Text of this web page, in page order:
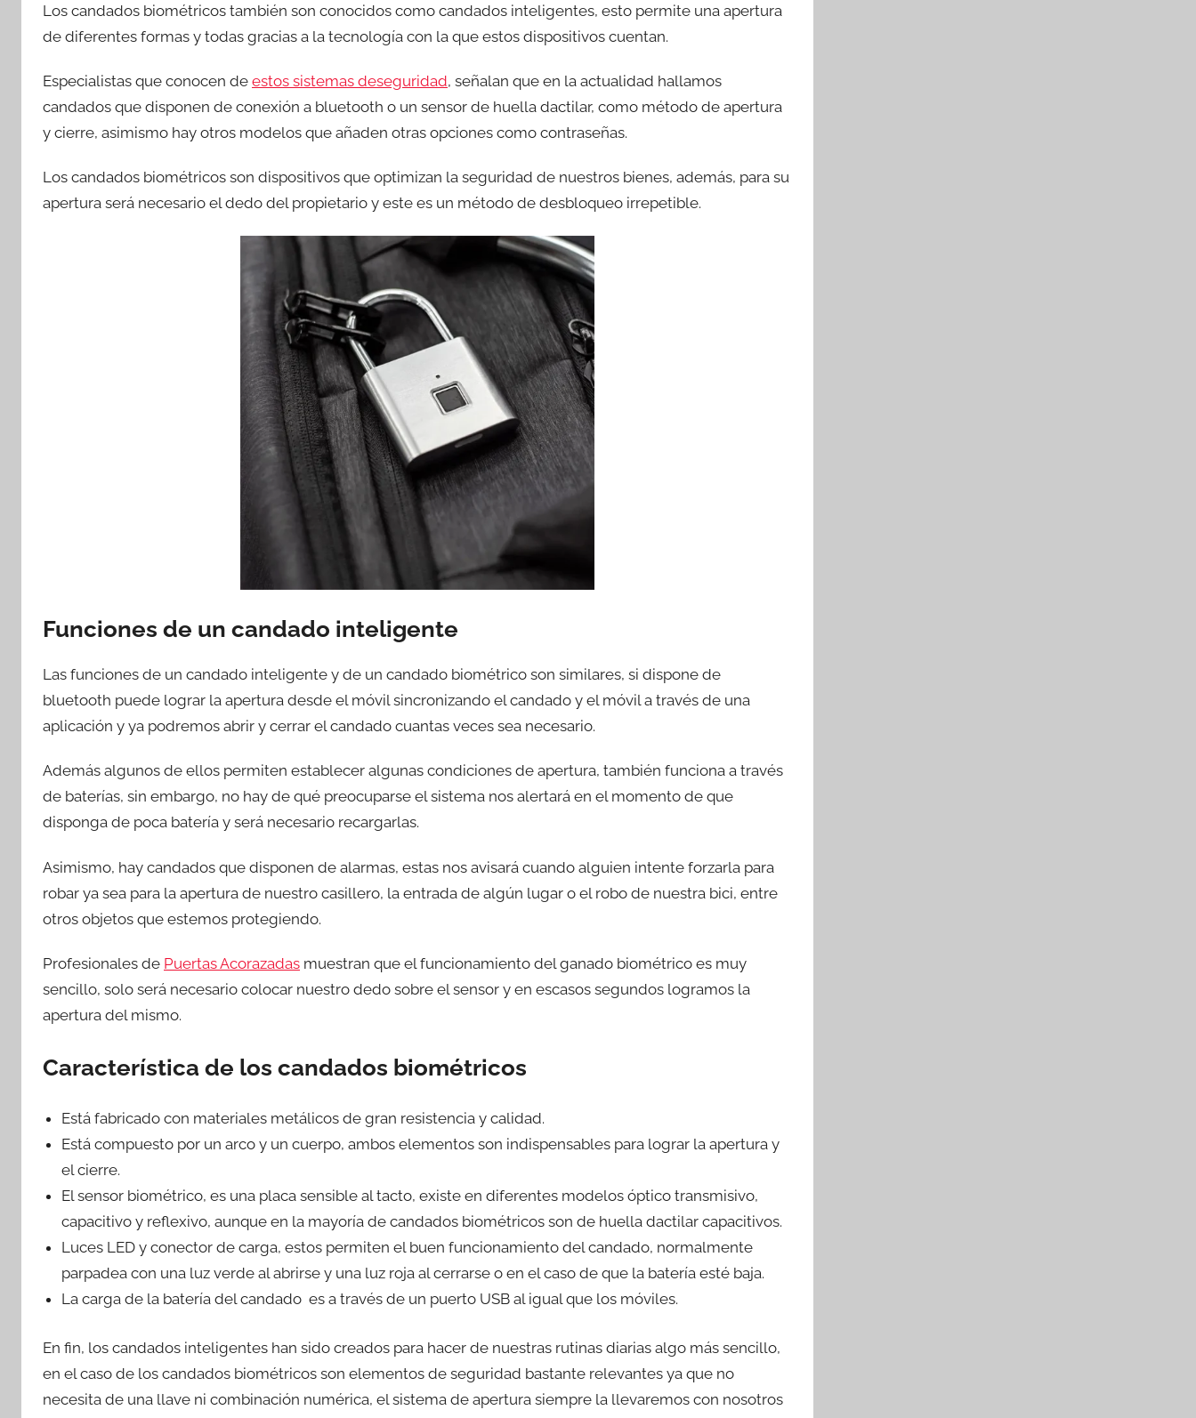
Los candados biométricos también son conocidos como candados inteligentes, esto permite una apertura
de diferentes formas y todas gracias a la tecnología con la que estos dispositivos cuentan.
Especialistas que conocen de estos sistemas deseguridad, señalan que en la actualidad hallamos
candados que disponen de conexión a bluetooth o un sensor de huella dactilar, como método de apertura
y cierre, asimismo hay otros modelos que añaden otras opciones como contraseñas.
Los candados biométricos son dispositivos que optimizan la seguridad de nuestros bienes, además, para su
apertura será necesario el dedo del propietario y este es un método de desbloqueo irrepetible.
Funciones de un candado inteligente
Las funciones de un candado inteligente y de un candado biométrico son similares, si dispone de
bluetooth puede lograr la apertura desde el móvil sincronizando el candado y el móvil a través de una
aplicación y ya podremos abrir y cerrar el candado cuantas veces sea necesario.
Además algunos de ellos permiten establecer algunas condiciones de apertura, también funciona a través
de baterías, sin embargo, no hay de qué preocuparse el sistema nos alertará en el momento de que
disponga de poca batería y será necesario recargarlas.
Asimismo, hay candados que disponen de alarmas, estas nos avisará cuando alguien intente forzarla para
robar ya sea para la apertura de nuestro casillero, la entrada de algún lugar o el robo de nuestra bici, entre
otros objetos que estemos protegiendo.
Profesionales de Puertas Acorazadas muestran que el funcionamiento del ganado biométrico es muy
sencillo, solo será necesario colocar nuestro dedo sobre el sensor y en escasos segundos logramos la
apertura del mismo.
Característica de los candados biométricos
Está fabricado con materiales metálicos de gran resistencia y calidad.
Está compuesto por un arco y un cuerpo, ambos elementos son indispensables para lograr la apertura y
el cierre.
El sensor biométrico, es una placa sensible al tacto, existe en diferentes modelos óptico transmisivo,
capacitivo y reflexivo, aunque en la mayoría de candados biométricos son de huella dactilar capacitivos.
Luces LED y conector de carga, estos permiten el buen funcionamiento del candado, normalmente
parpadea con una luz verde al abrirse y una luz roja al cerrarse o en el caso de que la batería esté baja.
La carga de la batería del candado es a través de un puerto USB al igual que los móviles.
En fin, los candados inteligentes han sido creados para hacer de nuestras rutinas diarias algo más sencillo,
en el caso de los candados biométricos son elementos de seguridad bastante relevantes ya que no
necesita de una llave ni combinación numérica, el sistema de apertura siempre la llevaremos con nosotros